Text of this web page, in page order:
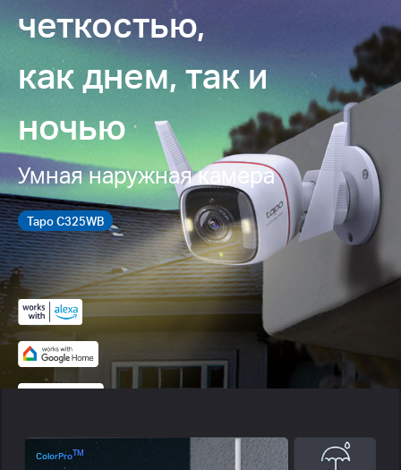
четкостью,
как днем, так и
ночью
Умная наружная камера
Tapo C325WB
ColorProTM